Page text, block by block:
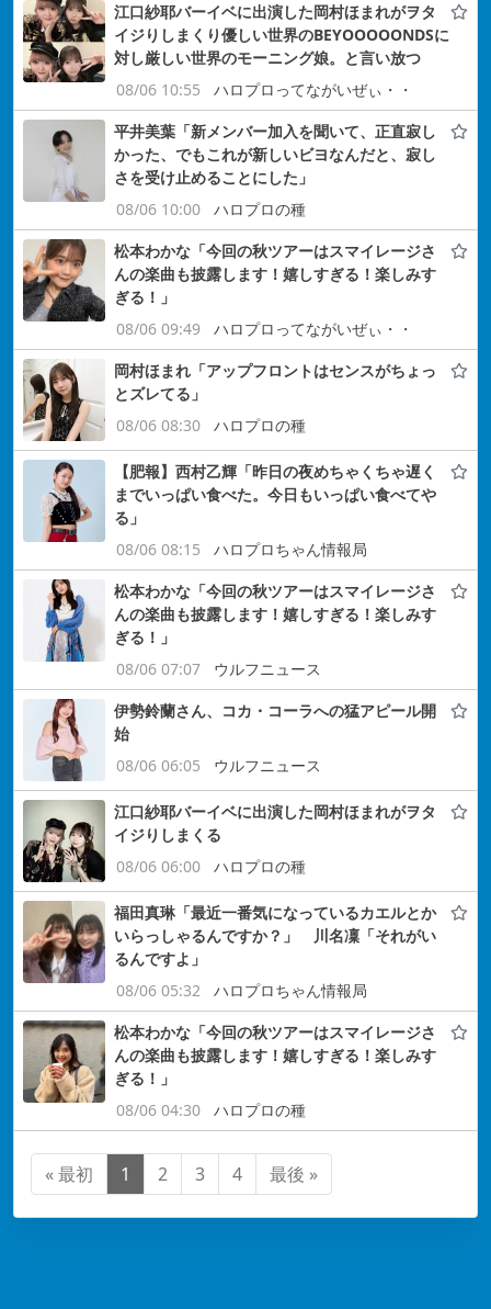
江口紗耶バーイベに出演した岡村ほまれがヲタ
イジりしまくり優しい世界のBEYOOOOONDSに
対し厳しい世界のモーニング娘。と言い放つ
08/06 10:55
ハロプロってながいぜぃ・・
平井美葉「新メンバー加入を聞いて、正直寂し
かった、でもこれが新しいビヨなんだと、寂し
さを受け止めることにした」
08/06 10:00
ハロプロの種
松本わかな「今回の秋ツアーはスマイレージさ
んの楽曲も披露します！嬉しすぎる！楽しみす
ぎる！」
08/06 09:49
ハロプロってながいぜぃ・・
岡村ほまれ「アップフロントはセンスがちょっ
とズレてる」
08/06 08:30
ハロプロの種
【肥報】西村乙輝「昨日の夜めちゃくちゃ遅く
までいっぱい食べた。今日もいっぱい食べてや
る」
08/06 08:15
ハロプロちゃん情報局
松本わかな「今回の秋ツアーはスマイレージさ
んの楽曲も披露します！嬉しすぎる！楽しみす
ぎる！」
08/06 07:07
ウルフニュース
伊勢鈴蘭さん、コカ・コーラへの猛アピール開
始
08/06 06:05
ウルフニュース
江口紗耶バーイベに出演した岡村ほまれがヲタ
イジりしまくる
08/06 06:00
ハロプロの種
福田真琳「最近一番気になっているカエルとか
いらっしゃるんですか？」 川名凜「それがい
るんですよ」
08/06 05:32
ハロプロちゃん情報局
松本わかな「今回の秋ツアーはスマイレージさ
んの楽曲も披露します！嬉しすぎる！楽しみす
ぎる！」
08/06 04:30
ハロプロの種
« 最初 1 2 3 4 最後 »